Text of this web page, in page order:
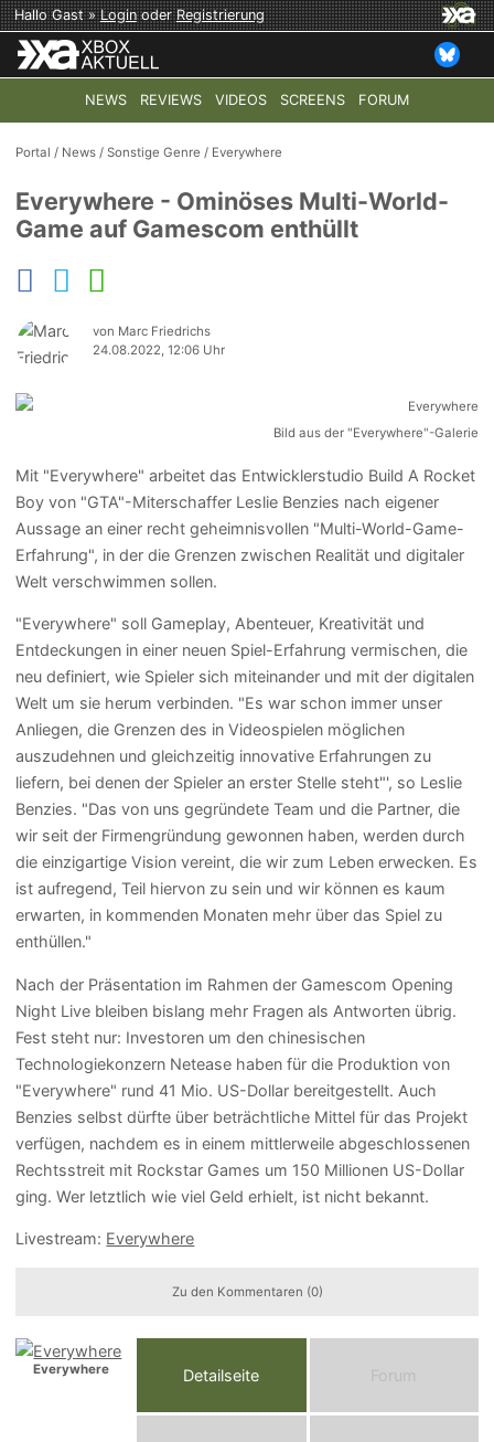
Hallo Gast »LoginoderRegistrierung
NEWS REVIEWS VIDEOS SCREENS FORUM
TOP-THEMEN: COD: MODERN WARFARE 4 HALO:
Portal / News /Sonstige Genre / Everywhere
Everywhere - Ominöses Multi-World-
Game auf Gamescom enthüllt
von Marc Friedrichs
24.08.2022, 12:06 Uhr
Bild aus der "Everywhere"-Galerie
Mit "Everywhere" arbeitet das Entwicklerstudio Build A Rocket
Boy von "GTA"-Miterschaffer Leslie Benzies nach eigener
Aussage an einer recht geheimnisvollen "Multi-World-Game-
Erfahrung", in der die Grenzen zwischen Realität und digitaler
Welt verschwimmen sollen.
"Everywhere" soll Gameplay, Abenteuer, Kreativität und
Entdeckungen in einer neuen Spiel-Erfahrung vermischen, die
neu definiert, wie Spieler sich miteinander und mit der digitalen
Welt um sie herum verbinden. "Es war schon immer unser
Anliegen, die Grenzen des in Videospielen möglichen
auszudehnen und gleichzeitig innovative Erfahrungen zu
liefern, bei denen der Spieler an erster Stelle steht"', so Leslie
Benzies. "Das von uns gegründete Team und die Partner, die
wir seit der Firmengründung gewonnen haben, werden durch
die einzigartige Vision vereint, die wir zum Leben erwecken. Es
ist aufregend, Teil hiervon zu sein und wir können es kaum
erwarten, in kommenden Monaten mehr über das Spiel zu
enthüllen."
Nach der Präsentation im Rahmen der Gamescom Opening
Night Live bleiben bislang mehr Fragen als Antworten übrig.
Fest steht nur: Investoren um den chinesischen
Technologiekonzern Netease haben für die Produktion von
"Everywhere" rund 41 Mio. US-Dollar bereitgestellt. Auch
Benzies selbst dürfte über beträchtliche Mittel für das Projekt
verfügen, nachdem es in einem mittlerweile abgeschlossenen
Rechtsstreit mit Rockstar Games um 150 Millionen US-Dollar
ging. Wer letztlich wie viel Geld erhielt, ist nicht bekannt.
Livestream: Everywhere
Zu den Kommentaren (0)
Everywhere Detailseite Forum